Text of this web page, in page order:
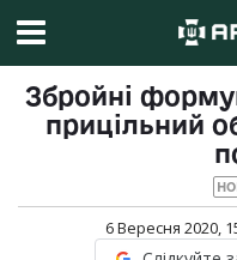
Збройні
прицільний
6 Вересня 2020,